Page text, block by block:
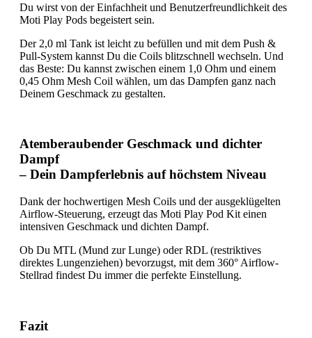
Du wirst von der Einfachheit und Benutzerfreundlichkeit des
Moti Play Pods begeistert sein.
Der 2,0 ml Tank ist leicht zu befüllen und mit dem Push &
Pull-System kannst Du die Coils blitzschnell wechseln. Und
das Beste: Du kannst zwischen einem 1,0 Ohm und einem
0,45 Ohm Mesh Coil wählen, um das Dampfen ganz nach
Deinem Geschmack zu gestalten.
Atemberaubender Geschmack und dichter
Dampf
– Dein Dampferlebnis auf höchstem Niveau
Dank der hochwertigen Mesh Coils und der ausgeklügelten
Airflow-Steuerung, erzeugt das Moti Play Pod Kit einen
intensiven Geschmack und dichten Dampf.
Ob Du MTL (Mund zur Lunge) oder RDL (restriktives
direktes Lungenziehen) bevorzugst, mit dem 360° Airflow-
Stellrad findest Du immer die perfekte Einstellung.
Fazit